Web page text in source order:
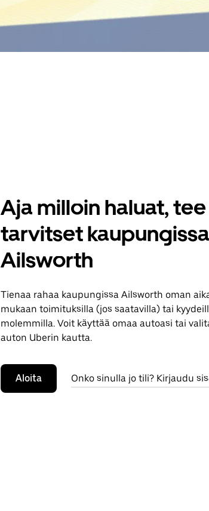
Aja milloin haluat,
tarvitset kaupungissa
Ailsworth
Tienaa rahaa kaupungissa Ailsworth oman
mukaan toimituksilla (jos saatavilla) tai
molemmilla. Voit käyttää omaa autoasi tai
auton Uberin kautta.
Aloita Onko sinulla jo tili? Kirjaudu